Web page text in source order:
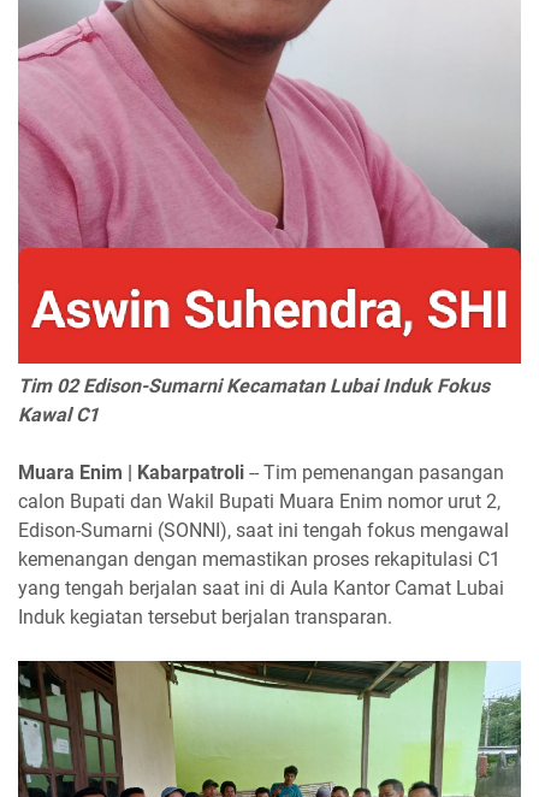
Tim 02 Edison-Sumarni Kecamatan Lubai Induk Fokus
Kawal C1
Muara Enim | Kabarpatroli -- Tim pemenangan pasangan
calon Bupati dan Wakil Bupati Muara Enim nomor urut 2,
Edison-Sumarni (SONNI), saat ini tengah fokus mengawal
kemenangan dengan memastikan proses rekapitulasi C1
yang tengah berjalan saat ini di Aula Kantor Camat Lubai
Induk kegiatan tersebut berjalan transparan.